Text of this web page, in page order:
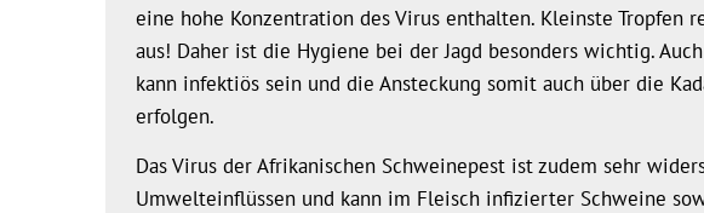
eine hohe Konzentration des Virus enthalten. Kleinste Tropfen
aus! Daher ist die Hygiene bei der Jagd besonders wichtig.
kann infektiös sein und die Ansteckung somit auch über die
erfolgen.
Das Virus der Afrikanischen Schweinepest ist zudem sehr
Umwelteinflüssen und kann im Fleisch infizierter Schweine